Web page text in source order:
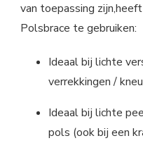
van toepassing
Polsbrace te gebruiken:
Ideaal bij lichte
verrekkingen /
Ideaal bij lichte
pols (ook bij een